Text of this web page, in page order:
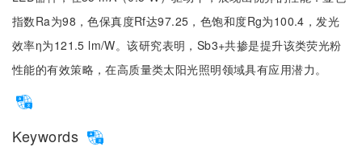
指数Ra为98，色保真度Rf达97.25，色饱和度Rg为100.4，发光
效率η为121.5 lm/W。该研究表明，Sb3+共掺是提升该类荧光粉
性能的有效策略，在高质量类太阳光照明领域具有应用潜力。
Keywords